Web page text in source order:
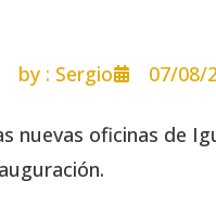
by : Sergio 07/08/
nuevas oficinas de